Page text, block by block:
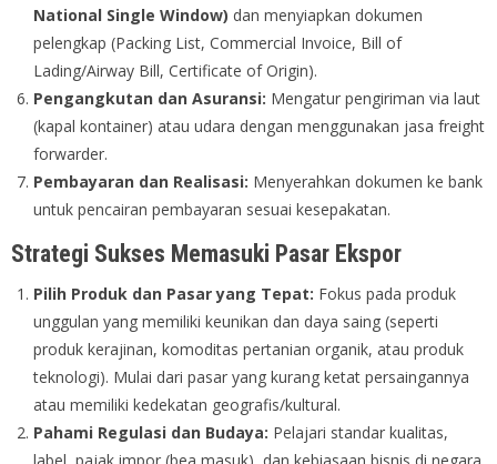
National Single Window) dan menyiapkan dokumen
pelengkap (Packing List, Commercial Invoice, Bill of
Lading/Airway Bill, Certificate of Origin).
Pengangkutan dan Asuransi: Mengatur pengiriman via laut
(kapal kontainer) atau udara dengan menggunakan jasa freight
forwarder.
Pembayaran dan Realisasi: Menyerahkan dokumen ke bank
untuk pencairan pembayaran sesuai kesepakatan.
Strategi Sukses Memasuki Pasar Ekspor
Pilih Produk dan Pasar yang Tepat: Fokus pada produk
unggulan yang memiliki keunikan dan daya saing (seperti
produk kerajinan, komoditas pertanian organik, atau produk
teknologi). Mulai dari pasar yang kurang ketat persaingannya
atau memiliki kedekatan geografis/kultural.
Pahami Regulasi dan Budaya: Pelajari standar kualitas,